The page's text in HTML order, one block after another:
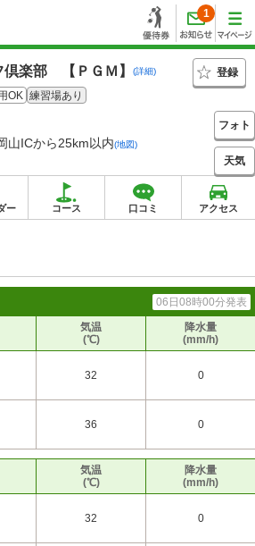
1
倶楽部 【ＰＧＭ】 (詳細)
登録
OK 練習場あり
山ICから25km以内(地図)
フォト
天気
ー コース 口コミ アクセス
06日08時00分発表
気温
(℃)
降水量
(mm/h)
32 0
36 0
気温
(℃)
降水量
(mm/h)
32 0